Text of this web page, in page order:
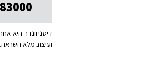
83000
ועיצוב מלא השראה.